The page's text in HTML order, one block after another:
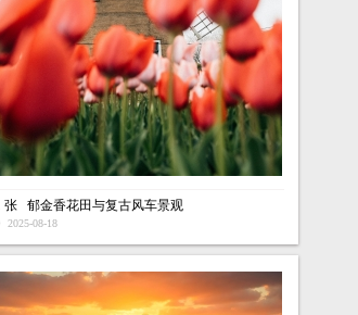
张 郁金香花田与复古风车景观
2025-08-18